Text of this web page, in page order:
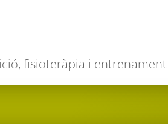
fisioteràpia i